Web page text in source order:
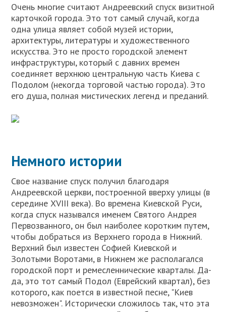
Очень многие считают Андреевский спуск визитной
карточкой города. Это тот самый случай, когда
одна улица являет собой музей истории,
архитектуры, литературы и художественного
искусства. Это не просто городской элемент
инфраструктуры, который с давних времен
соединяет верхнюю центральную часть Киева с
Подолом (некогда торговой частью города). Это
его душа, полная мистических легенд и преданий.
Немного истории
Свое название спуск получил благодаря
Андреевской церкви, построенной вверху улицы (в
середине XVIII века). Во времена Киевской Руси,
когда спуск назывался именем Святого Андрея
Первозванного, он был наиболее коротким путем,
чтобы добраться из Верхнего города в Нижний.
Верхний был известен Софией Киевской и
Золотыми Воротами, в Нижнем же располагался
городской порт и ремесленнические кварталы. Да-
да, это тот самый Подол (Еврейский квартал), без
которого, как поется в известной песне, "Киев
невозможен". Исторически сложилось так, что эта